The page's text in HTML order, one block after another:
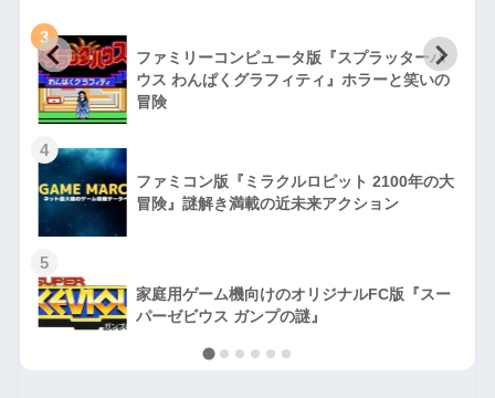
3
ファミリーコンピュータ版『スプラッターハ
ウス わんぱくグラフィティ』ホラーと笑いの
冒険
4
ファミコン版『ミラクルロピット 2100年の大
冒険』謎解き満載の近未来アクション
5
家庭用ゲーム機向けのオリジナルFC版『スー
パーゼビウス ガンプの謎』